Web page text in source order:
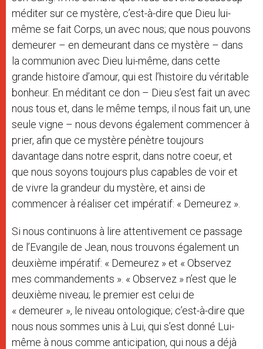
méditer sur ce mystère, c’est-à-dire que Dieu lui-
même se fait Corps, un avec nous; que nous pouvons
demeurer – en demeurant dans ce mystère – dans
la communion avec Dieu lui-même, dans cette
grande histoire d’amour, qui est l’histoire du véritable
bonheur. En méditant ce don – Dieu s’est fait un avec
nous tous et, dans le même temps, il nous fait un, une
seule vigne – nous devons également commencer à
prier, afin que ce mystère pénètre toujours
davantage dans notre esprit, dans notre coeur, et
que nous soyons toujours plus capables de voir et
de vivre la grandeur du mystère, et ainsi de
commencer à réaliser cet impératif: « Demeurez ».
Si nous continuons à lire attentivement ce passage
de l’Evangile de Jean, nous trouvons également un
deuxième impératif: « Demeurez » et « Observez
mes commandements ». « Observez » n’est que le
deuxième niveau; le premier est celui de
« demeurer », le niveau ontologique; c’est-à-dire que
nous nous sommes unis à Lui, qui s’est donné Lui-
même à nous comme anticipation, qui nous a déjà